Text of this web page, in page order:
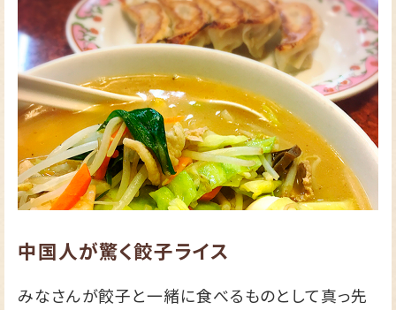
中国人が驚く餃子ライス
みなさんが餃子と一緒に食べるものとして真っ先